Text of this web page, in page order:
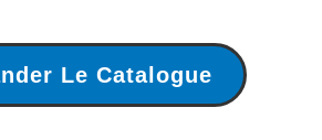
Le Catalogue